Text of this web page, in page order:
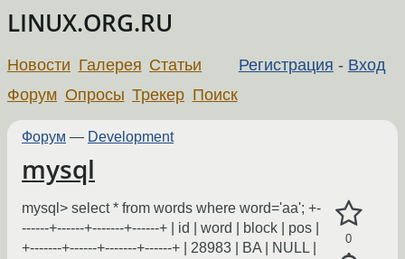
LINUX.ORG.RU
Регистрация - Вход
Новости Галерея Статьи
Форум Опросы Трекер Поиск
Форум — Development
mysql
0
mysql> select * from words where word='aa'; +-
------+------+-------+------+ | id | word | block | pos |
+-------+------+-------+------+ | 28983 | ВA | NULL |